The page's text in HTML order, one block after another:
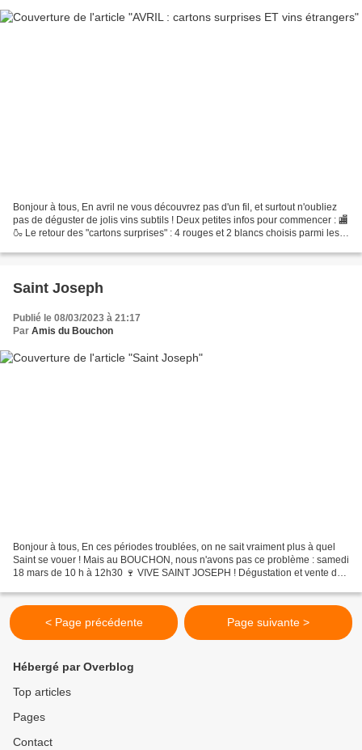
Bonjour à tous, En avril ne vous découvrez pas d'un fil, et surtout n'oubliez
pas de déguster de jolis vins subtils ! Deux petites infos pour commencer : 🏬
🍶 Le retour des "cartons surprises" : 4 rouges et 2 blancs choisis parmi les
Saint Joseph
Publié le 08/03/2023 à 21:17
Par Amis du Bouchon
Bonjour à tous, En ces périodes troublées, on ne sait vraiment plus à quel
Saint se vouer ! Mais au BOUCHON, nous n'avons pas ce problème : samedi
18 mars de 10 h à 12h30 🍷 VIVE SAINT JOSEPH ! Dégustation et vente de
< Page précédente Page suivante >
Hébergé par Overblog
Top articles
Pages
Contact